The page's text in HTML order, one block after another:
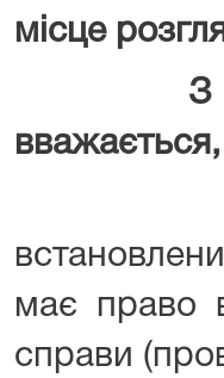
місце
З
У разі
має право
справи